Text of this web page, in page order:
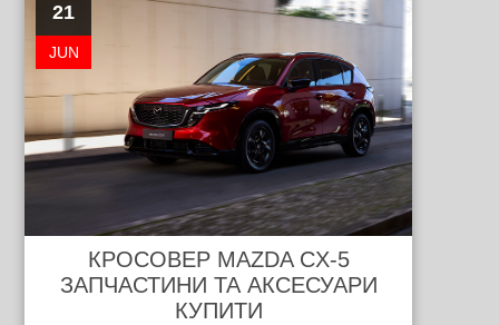
21
JUN
КРОСОВЕР MAZDA CX-5
ЗАПЧАСТИНИ ТА АКСЕСУАРИ
КУПИТИ